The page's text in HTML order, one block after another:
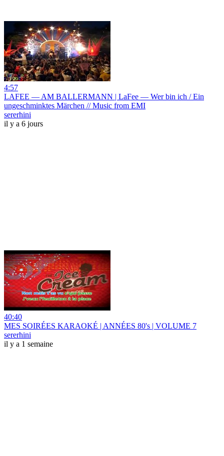
4:57
LAFEE — AM BALLERMANN | LaFee — Wer bin ich / Ein
ungeschminktes Märchen // Music from EMI
sererhini
il y a 6 jours
40:40
MES SOIRÉES KARAOKÉ | ANNÉES 80's | VOLUME 7
sererhini
il y a 1 semaine